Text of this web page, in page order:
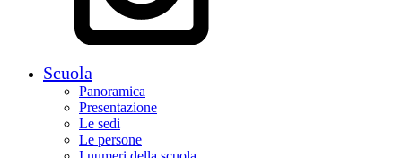
Scuola
Panoramica
Presentazione
Le sedi
Le persone